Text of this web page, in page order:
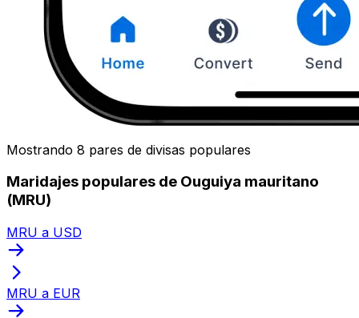
Mostrando 8 pares de divisas populares
Maridajes populares de Ouguiya mauritano
(MRU)
MRU a USD
MRU a EUR